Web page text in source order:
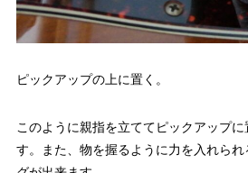
ピックアップの上に置く。
このように親指を立ててピックアップ
す。また、物を握るように力を入れら